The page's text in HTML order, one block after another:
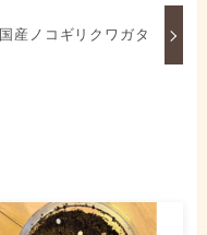
国産ノコギリクワガタ